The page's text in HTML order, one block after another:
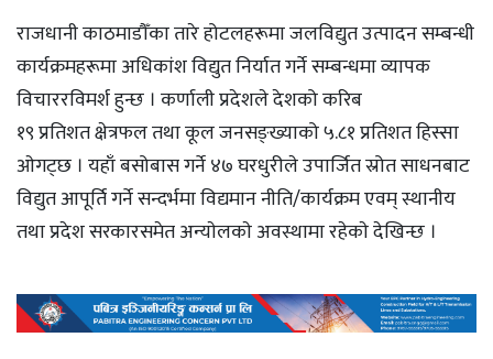
राजधानी काठमाडौँका तारे होटलहरूमा जलविद्युत उत्पादन सम्बन्धी
कार्यक्रमहरूमा अधिकांश विद्युत निर्यात गर्ने सम्बन्धमा व्यापक
विचाररविमर्श हुन्छ । कर्णाली प्रदेशले देशको करिब
१९ प्रतिशत क्षेत्रफल तथा कूल जनसङ्ख्याको ५.८१ प्रतिशत हिस्सा
ओगट्छ । यहाँ बसोबास गर्ने ४७ घरधुरीले उपार्जित स्रोत साधनबाट
विद्युत आपूर्ति गर्ने सन्दर्भमा विद्यमान नीति/कार्यक्रम एवम् स्थानीय
तथा प्रदेश सरकारसमेत अन्याेलकाे अवस्थामा रहेकाे देखिन्छ ।